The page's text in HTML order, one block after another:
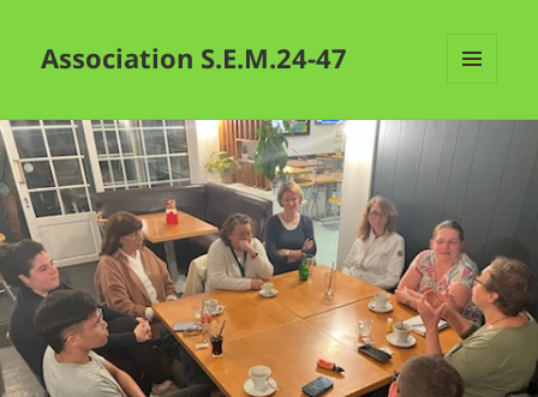
Association S.E.M.24-47